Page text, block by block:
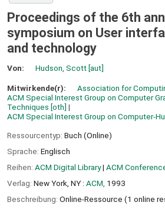
Proceedings of the 6th
symposium on User
and technology
Von: Hudson, Scott[aut]
Mitwirkende(r): Association for
ACM Special Interest Group on Computer
Techniques [oth]
ACM Special Interest Group on Computer-
Ressourcentyp: Buch (Online)
Sprache: Englisch
Reihen: ACM Digital Library| ACM
Verlag: New York, NY : ACM, 1993
Beschreibung: Online-Ressource (1 online